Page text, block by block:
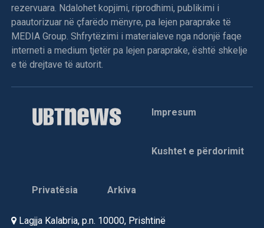
rezervuara. Ndalohet kopjimi, riprodhimi, publikimi i
paautorizuar në çfarëdo mënyre, pa lejen paraprake të
MEDIA Group. Shfrytëzimi i materialeve nga ndonjë faqe
interneti a medium tjetër pa lejen paraprake, është shkelje
e të drejtave të autorit.
Impresum
Kushtet e përdorimit
Privatësia Arkiva
Lagjja Kalabria, p.n. 10000, Prishtinë